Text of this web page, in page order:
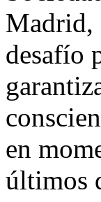
Madrid,
desafío
en
últimos